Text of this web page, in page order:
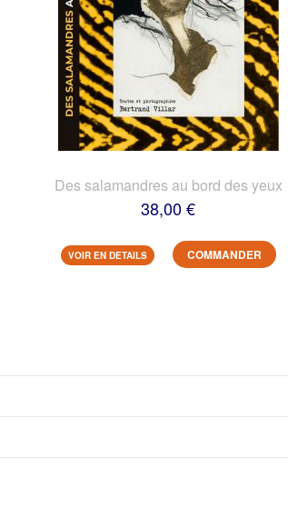
Des salamandres au bord des yeux
38,00 €
VOIR EN DETAILS COMMANDER